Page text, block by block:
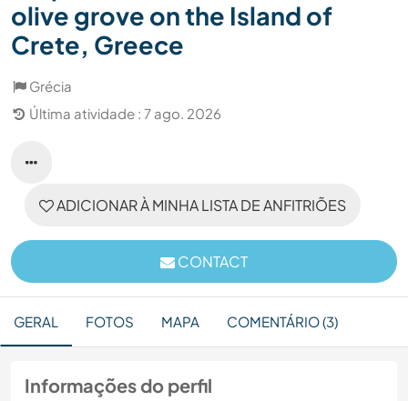
olive grove on the Island of
Crete, Greece
Grécia
Última atividade : 7 ago. 2026
ADICIONAR À MINHA LISTA DE ANFITRIÕES
CONTACT
GERAL FOTOS MAPA COMENTÁRIO (3)
Informações do perfil